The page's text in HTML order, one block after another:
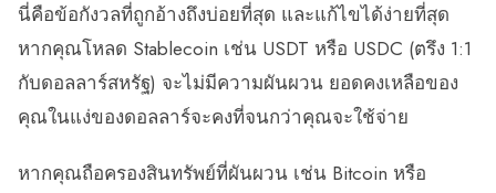
นี่คือข้อกังวลที่ถูกอ้างถึงบ่อยที่สุด และแก้ไขได้ง่ายที่สุด
หากคุณโหลด Stablecoin เช่น USDT หรือ USDC (ตรึง 1:1
กับดอลลาร์สหรัฐ) จะไม่มีความผันผวน ยอดคงเหลือของ
คุณในแง่ของดอลลาร์จะคงที่จนกว่าคุณจะใช้จ่าย
หากคุณถือครองสินทรัพย์ที่ผันผวน เช่น Bitcoin หรือ